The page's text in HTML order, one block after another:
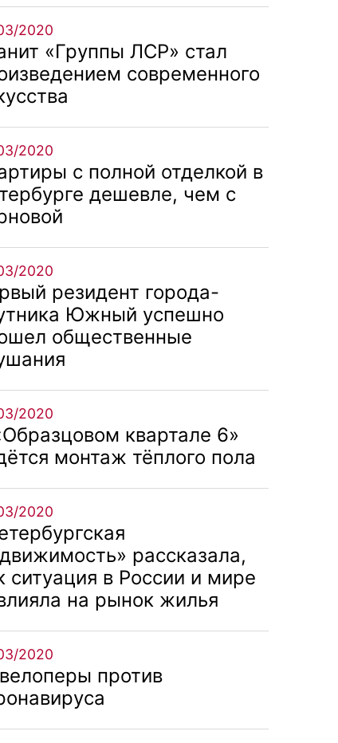
2020
«Группы ЛСР» стал
современного
2020
с полной отделкой в
дешевле, чем с
2020
резидент города-
Южный успешно
общественные
2020
квартале 6»
монтаж тёплого пола
2020
рассказала,
ситуация в России и мире
на рынок жилья
2020
против